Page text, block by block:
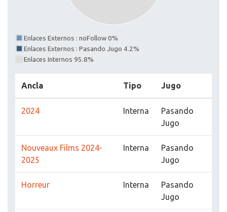
Enlaces Externos : noFollow 0%
Enlaces Externos : Pasando Jugo 4.2%
Enlaces Internos 95.8%
Ancla Tipo Jugo
2024 Interna
Pasando
Jugo
Nouveaux Films 2024-
2025
Interna
Pasando
Jugo
Horreur Interna
Pasando
Jugo